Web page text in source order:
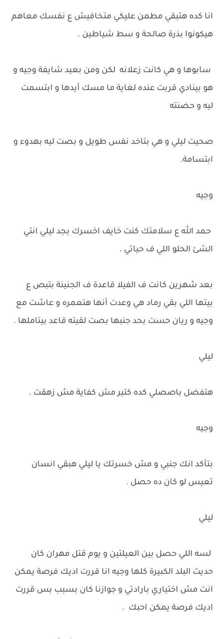
انا كده هتبقي مطمن عليكي متخافيش ع نفسك معاهم
هيكونوا بذرة صالحة و سط شياطين .
سابوها و هي كانت زعلانه لكن ومن بعيد شايفة وجيه و
هو بينادي قربت عنده لغاية ما مسك أيدها و ابتسمت
ليه و حضنته
صحيت ليلي و هي بتاخد نفس طويل و بصت ليه بهدوء و
ابتسامة.
وجيه
حمد الله ع سلامتك كنت خايف اخسرك بجد ليلي انتي
الشئ الحلو اللي ف حياتي .
بعد شهرين كانت ف الفيلا قاعدة ف الجنينة بتبص ع
بيتها اللي بقي رماد هي وعدت أنها هتعمره و عاشت مع
وجيه و ريان حست بحد جنبها بصت لقيته قاعد بيتاملها .
ليلي
هتفضل باصصلي كده كتير مش كفاية مش زهقت .
وجيه
بتأكد انك جنبي و مش خسرتك يا ليلي هبقي انسان
تعيس لو كان ده حصل .
ليلي
لسه اللي حصل بين العيلتين و يوم قتل مهران كان
حديث البلد الكبيرة كلها وجيه انا قررت اديك فرصة يمكن
انت مش اختياري بارادتي و جوازنا كان بسبب بس قررت
اديك فرصة يمكن احبك .